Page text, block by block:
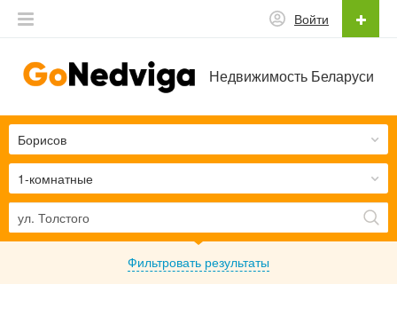
Недвижимость Беларуси
Войти
1-комнатные
Борисов
Фильтровать результаты